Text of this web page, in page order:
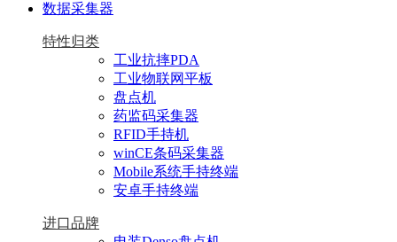
数据采集器
特性归类
工业抗摔PDA
工业物联网平板
盘点机
药监码采集器
RFID手持机
winCE条码采集器
Mobile系统手持终端
安卓手持终端
进口品牌